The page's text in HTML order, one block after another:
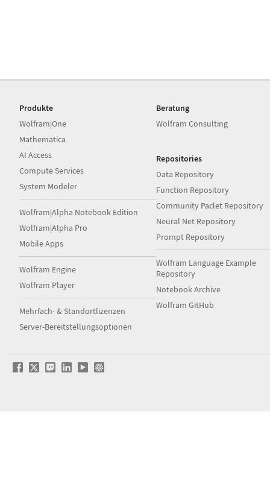
Produkte
Wolfram|One
Mathematica
AI Access
Compute Services
System Modeler
Wolfram|Alpha Notebook Edition
Wolfram|Alpha Pro
Mobile Apps
Wolfram Engine
Wolfram Player
Mehrfach- & Standortlizenzen
Server-Bereitstellungsoptionen
Beratung
Wolfram Consulting
Repositories
Data Repository
Function Repository
Community Paclet Repository
Neural Net Repository
Prompt Repository
Wolfram Language Example
Repository
Notebook Archive
Wolfram GitHub